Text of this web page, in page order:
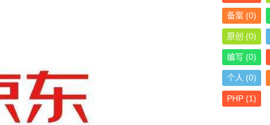
备案 (0)
原创 (0)
编写 (0)
个人 (0)
PHP (1)